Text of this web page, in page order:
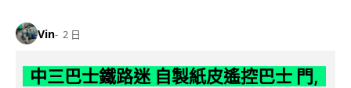
Vin 2 日
中三巴士鐵路迷 自製紙皮遙控巴士 門,